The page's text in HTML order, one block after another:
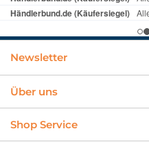
Newsletter
Über uns
Shop Service